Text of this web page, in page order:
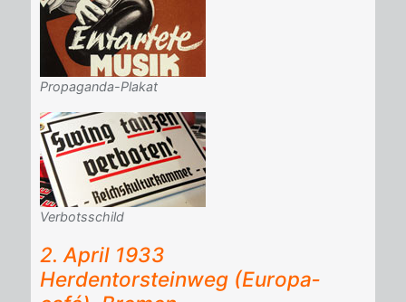
Propaganda-Plakat
Verbotsschild
2. April 1933
Her­den­tor­stein­weg (Eu­ro­pa­